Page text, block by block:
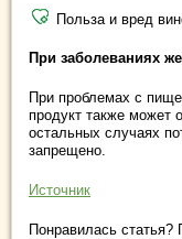
Польза и вред
При заболеваниях
При проблемах с
продукт также может
остальных случаях
запрещено.
Источник
Понравилась статья?